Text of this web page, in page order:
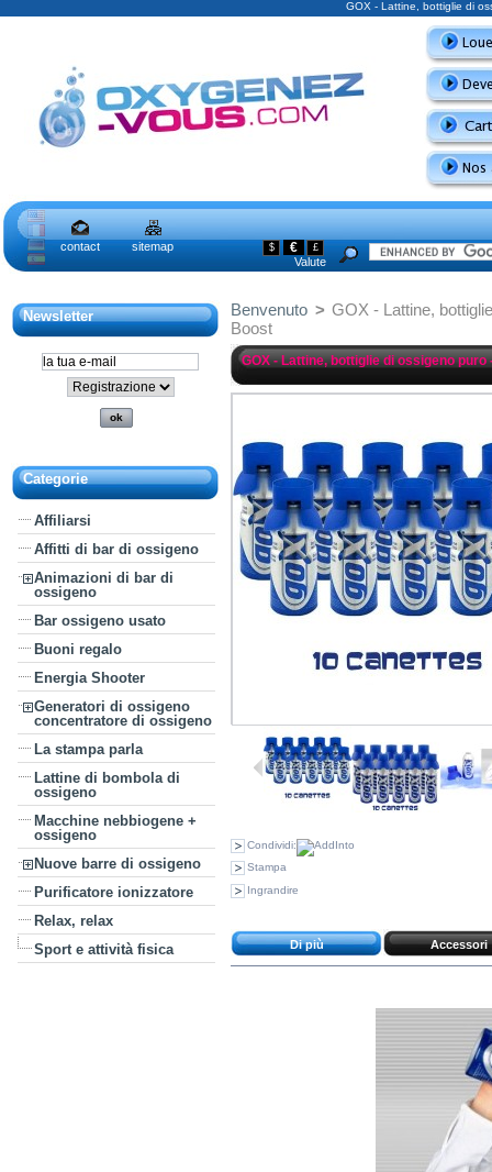
GOX - Lattine, bottiglie di
contact sitemap $ € £
Valute
Newsletter
Categorie
Affiliarsi
Affitti di bar di ossigeno
Animazioni di bar di
ossigeno
Bar ossigeno usato
Buoni regalo
Energia Shooter
Generatori di ossigeno
concentratore di ossigeno
La stampa parla
Lattine di bombola di
ossigeno
Macchine nebbiogene +
ossigeno
Nuove barre di ossigeno
Purificatore ionizzatore
Relax, relax
Sport e attività fisica
Benvenuto > GOX - Lattine,
Boost
GOX - Lattine, bottiglie di ossigeno
Condividi:
Stampa
Ingrandire
Di più Accessori